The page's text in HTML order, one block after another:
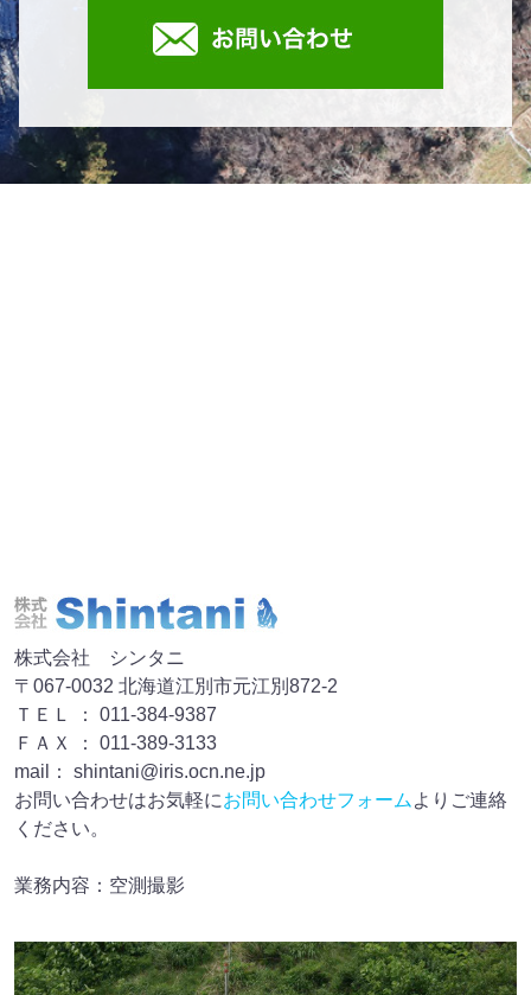
株式会社 シンタニ
〒067-0032 北海道江別市元江別872-2
ＴＥＬ ： 011-384-9387
ＦＡＸ ： 011-389-3133
mail： shintani@iris.ocn.ne.jp
お問い合わせはお気軽にお問い合わせフォーム よりご連絡
ください。
業務内容：空測撮影